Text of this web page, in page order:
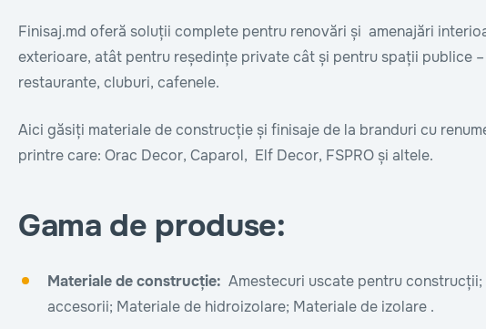
Finisaj.md oferă soluții complete pentru renovări și amenajări
exterioare, atât pentru reședințe private cât și pentru spații publice
restaurante, cluburi, cafenele.
Aici găsiți materiale de construcție și finisaje de la branduri cu
printre care: Orac Decor, Caparol, Elf Decor, FSPRO și altele.
Gama de produse:
Materiale de construcție: Amestecuri uscate pentru construcții;
accesorii; Materiale de hidroizolare; Materiale de izolare .